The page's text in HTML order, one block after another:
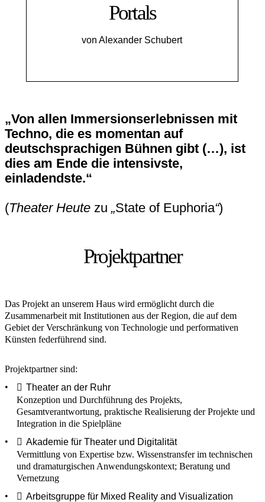
Portals
von Alexander Schubert
„Von allen Immersionserlebnissen mit
Techno, die es momentan auf
deutschsprachigen Bühnen gibt (…), ist
dies am Ende die intensivste,
einladendste.“
(Theater Heute zu „State of Euphoria“)
Projektpartner
Das Projekt an unserem Haus wird ermöglicht durch die
Zusammenarbeit mit Institutionen aus der Region, die auf dem
Gebiet der Verschränkung von Technologie und performativen
Künsten federführend sind.
Projektpartner sind:
Theater an der Ruhr
Konzeption und Durchführung des Projekts,
Gesamtverantwortung, praktische Realisierung der Projekte und
Integration in die Spielpläne
Akademie für Theater und Digitalität
Vermittlung von Expertise bzw. Wissenstransfer im technischen
und dramaturgischen Anwendungskontext; Beratung und
Vernetzung
Arbeitsgruppe für Mixed Reality and Visualization